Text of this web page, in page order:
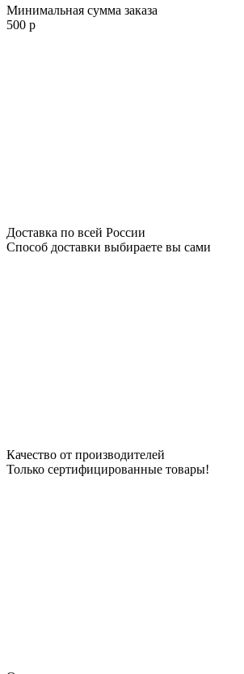
Минимальная сумма заказа
500 р
Доставка по всей России
Способ доставки выбираете вы сами
Качество от производителей
Только сертифицированные товары!